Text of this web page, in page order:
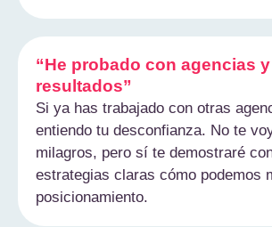
“He probado con agencias
resultados”
Si ya has trabajado con otras
entiendo tu desconfianza. No te
milagros, pero sí te demostraré
estrategias claras cómo podemos
posicionamiento.